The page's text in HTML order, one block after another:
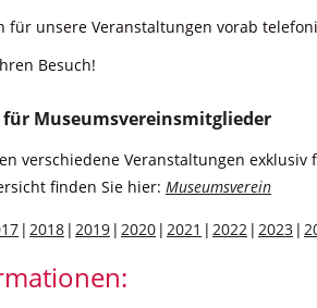
für unsere Veranstaltungen vorab
Besuch!
Museumsvereinsmitglieder
verschiedene Veranstaltungen
finden Sie hier: Museumsverein
2018 2019 2020 2021 2022 2023